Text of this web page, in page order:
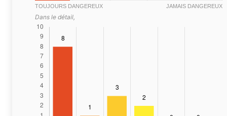
TOUJOURS DANGEREUX JAMAIS DANGEREUX
Dans le détail,